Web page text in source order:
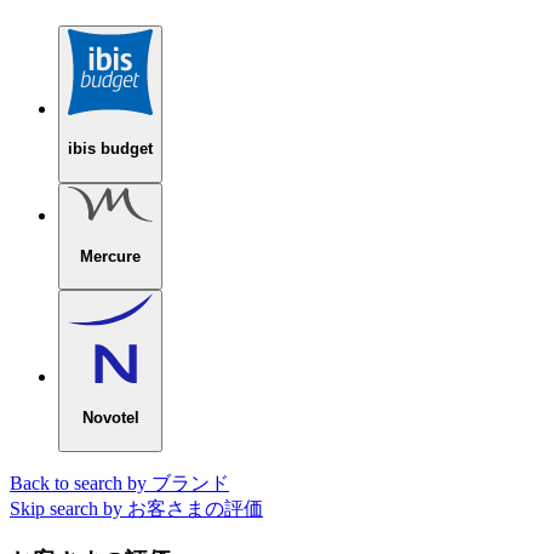
ibis budget
Mercure
Novotel
Back to search by ブランド
Skip search by お客さまの評価